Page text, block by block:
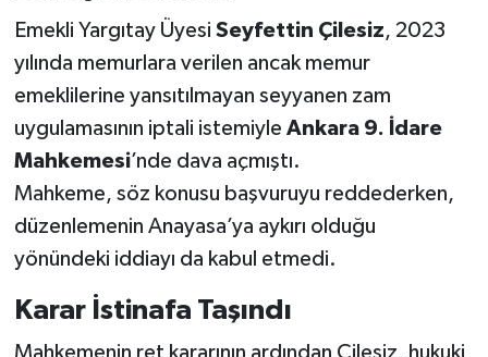
Emekli Yargıtay Üyesi Seyfettin Çilesiz, 2023
yılında memurlara verilen ancak memur
emeklilerine yansıtılmayan seyyanen zam
uygulamasının iptali istemiyle Ankara 9. İdare
Mahkemesi’nde dava açmıştı.
Mahkeme, söz konusu başvuruyu reddederken,
düzenlemenin Anayasa’ya aykırı olduğu
yönündeki iddiayı da kabul etmedi.
Karar İstinafa Taşındı